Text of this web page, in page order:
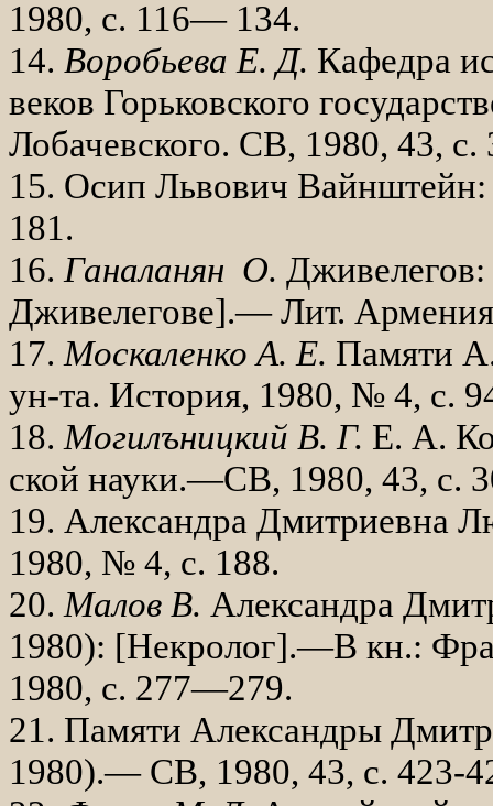
1980, с. 116— 134.
14. Воробьева Е. Д. Кафедра
ве­ков Горьковского
Ло­бачевского. СВ, 1980, 43,
15. Осип Львович
181.
16. Ганаланян О.
Дживелегове].— Лит.
17. Москаленко А. Е. Памяти
ун-та. История, 1980, № 4, с.
18. Могилъницкий В. Г. Е. А.
ской науки.—СВ, 1980, 43, с.
19. Александра Дмитриевна
1980, № 4, с. 188.
20. Малов В. Александра
1980): [Некролог].—В кн.:
1980, с. 277—279.
21. Памяти Александры
1980).— СВ, 1980, 43, с. 423-